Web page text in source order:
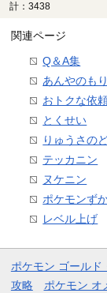
計：3438
関連ページ
Q＆A集
あんやのもり
おトクな依
とくせい
りゅうさの
テッカニン
ヌケニン
ポケモンず
レベル上げ
ポケモン ゴールド
攻略
ポケモン オ